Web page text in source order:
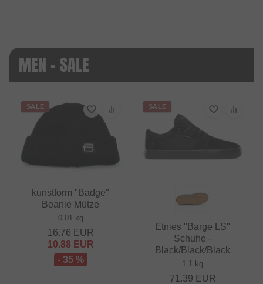
MEN - SALE
SALE
kunstform "Badge"
Beanie Mütze
0.01 kg
16.76EUR
10.88 EUR
- 35 %
SALE
Etnies "Barge LS"
Schuhe -
Black/Black/Black
1.1 kg
71.39EUR